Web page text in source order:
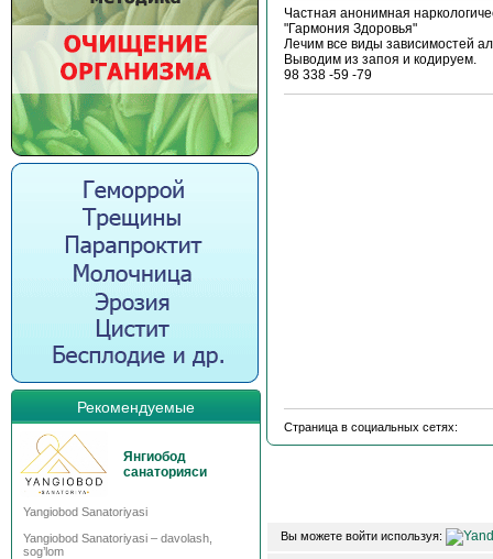
Рекомендуемые
Янгиобод
санаторияси
Yangiobod Sanatoriyasi
Yangiobod Sanatoriyasi – davolash,
sog’lom
Частная анонимная
"Гармония Здоровья"
Лечим все виды зависимостей
Выводим из запоя и кодируем.
98 338 -59 -79
Страница в социальных сетях:
Вы можете войти используя: